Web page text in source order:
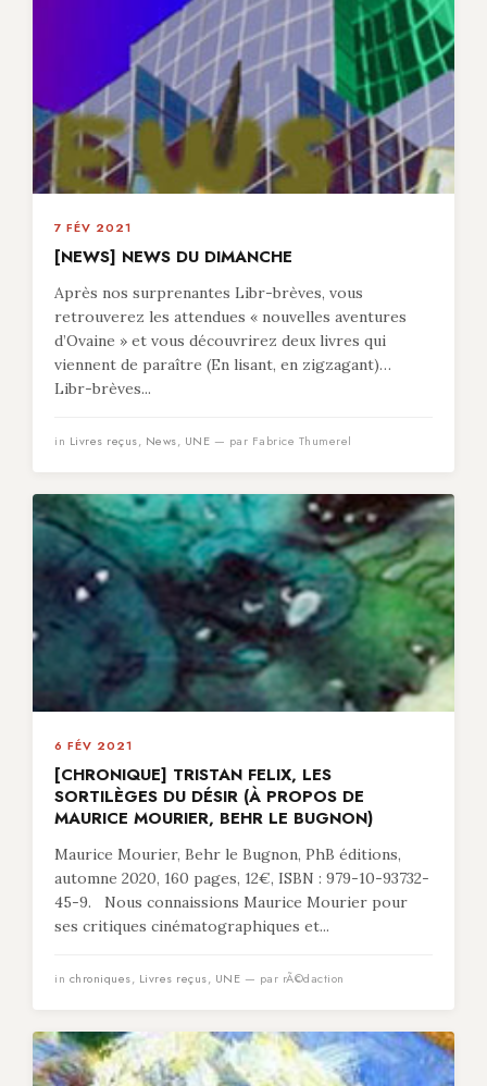
7 FÉV 2021
[NEWS] NEWS DU DIMANCHE
Après nos surprenantes Libr-brèves, vous
retrouverez les attendues « nouvelles aventures
d’Ovaine » et vous découvrirez deux livres qui
viennent de paraître (En lisant, en zigzagant)…
Libr-brèves...
in Livres reçus, News, UNE — par Fabrice Thumerel
6 FÉV 2021
[CHRONIQUE] TRISTAN FELIX, LES
SORTILÈGES DU DÉSIR (À PROPOS DE
MAURICE MOURIER, BEHR LE BUGNON)
Maurice Mourier, Behr le Bugnon, PhB éditions,
automne 2020, 160 pages, 12€, ISBN : 979-10-93732-
45-9. Nous connaissions Maurice Mourier pour
ses critiques cinématographiques et...
in chroniques, Livres reçus, UNE — par rÃ©daction